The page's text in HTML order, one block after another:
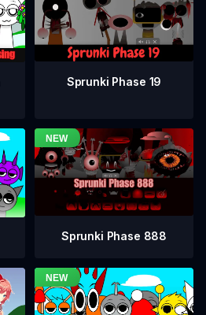
Sprunki Phase 19
Sprunki Phase 888